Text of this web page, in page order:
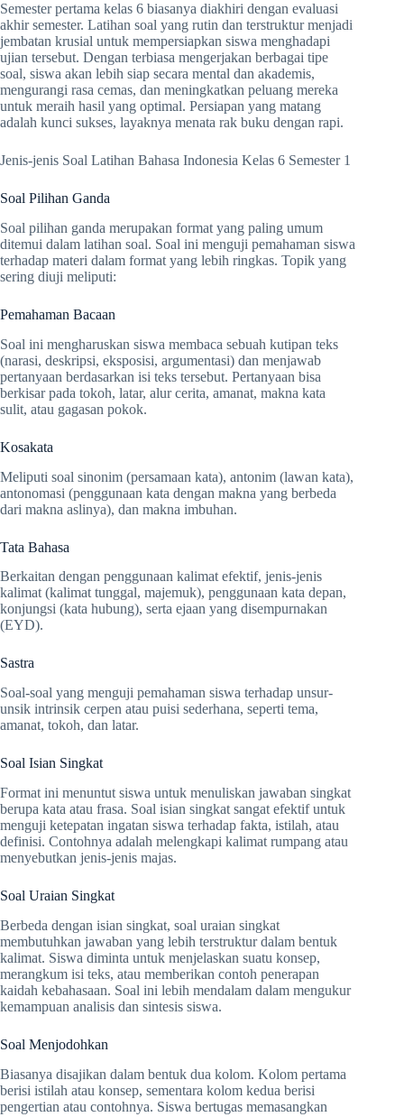
Semester pertama kelas 6 biasanya diakhiri dengan evaluasi
akhir semester. Latihan soal yang rutin dan terstruktur menjadi
jembatan krusial untuk mempersiapkan siswa menghadapi
ujian tersebut. Dengan terbiasa mengerjakan berbagai tipe
soal, siswa akan lebih siap secara mental dan akademis,
mengurangi rasa cemas, dan meningkatkan peluang mereka
untuk meraih hasil yang optimal. Persiapan yang matang
adalah kunci sukses, layaknya menata rak buku dengan rapi.
Jenis-jenis Soal Latihan Bahasa Indonesia Kelas 6 Semester 1
Soal Pilihan Ganda
Soal pilihan ganda merupakan format yang paling umum
ditemui dalam latihan soal. Soal ini menguji pemahaman siswa
terhadap materi dalam format yang lebih ringkas. Topik yang
sering diuji meliputi:
Pemahaman Bacaan
Soal ini mengharuskan siswa membaca sebuah kutipan teks
(narasi, deskripsi, eksposisi, argumentasi) dan menjawab
pertanyaan berdasarkan isi teks tersebut. Pertanyaan bisa
berkisar pada tokoh, latar, alur cerita, amanat, makna kata
sulit, atau gagasan pokok.
Kosakata
Meliputi soal sinonim (persamaan kata), antonim (lawan kata),
antonomasi (penggunaan kata dengan makna yang berbeda
dari makna aslinya), dan makna imbuhan.
Tata Bahasa
Berkaitan dengan penggunaan kalimat efektif, jenis-jenis
kalimat (kalimat tunggal, majemuk), penggunaan kata depan,
konjungsi (kata hubung), serta ejaan yang disempurnakan
(EYD).
Sastra
Soal-soal yang menguji pemahaman siswa terhadap unsur-
unsik intrinsik cerpen atau puisi sederhana, seperti tema,
amanat, tokoh, dan latar.
Soal Isian Singkat
Format ini menuntut siswa untuk menuliskan jawaban singkat
berupa kata atau frasa. Soal isian singkat sangat efektif untuk
menguji ketepatan ingatan siswa terhadap fakta, istilah, atau
definisi. Contohnya adalah melengkapi kalimat rumpang atau
menyebutkan jenis-jenis majas.
Soal Uraian Singkat
Berbeda dengan isian singkat, soal uraian singkat
membutuhkan jawaban yang lebih terstruktur dalam bentuk
kalimat. Siswa diminta untuk menjelaskan suatu konsep,
merangkum isi teks, atau memberikan contoh penerapan
kaidah kebahasaan. Soal ini lebih mendalam dalam mengukur
kemampuan analisis dan sintesis siswa.
Soal Menjodohkan
Biasanya disajikan dalam bentuk dua kolom. Kolom pertama
berisi istilah atau konsep, sementara kolom kedua berisi
pengertian atau contohnya. Siswa bertugas memasangkan